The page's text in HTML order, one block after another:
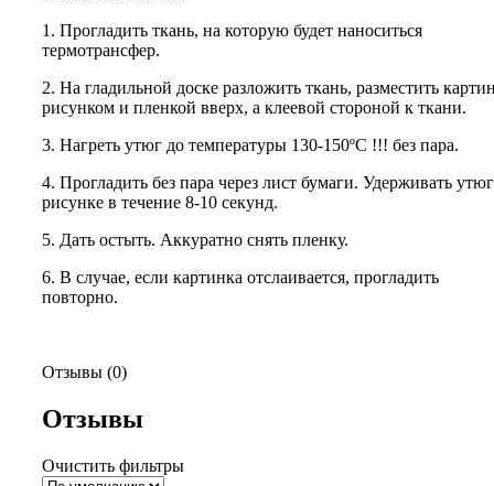
1. Прогладить ткань, на которую будет наноситься
термотрансфер.
2. На гладильной доске разложить ткань, разместить
рисунком и пленкой вверх, а клеевой стороной к ткани.
3. Нагреть утюг до температуры 130-150ºС !!! без пара.
4. Прогладить без пара через лист бумаги. Удерживать
рисунке в течение 8-10 секунд.
5. Дать остыть. Аккуратно снять пленку.
6. В случае, если картинка отслаивается, прогладить
повторно.
Отзывы (0)
Отзывы
Очистить фильтры